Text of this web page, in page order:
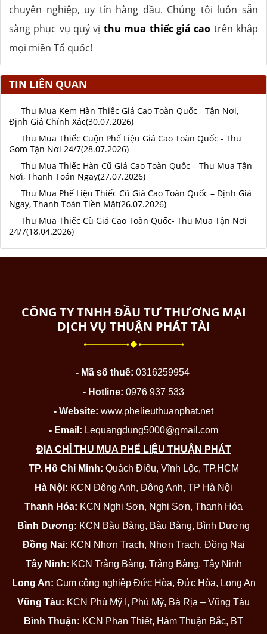
chuyên nghiệp, uy tín hàng đầu. Chúng tôi luôn sẵn
sàng phục vụ quý vị thu mua thiếc giá cao trên khắp
mọi miền Tổ quốc!
TIN LIÊN QUAN
Thu Mua Kem Hàn Thiếc Giá Cao Toàn Quốc - Tận Nơi,
Định Giá Chính Xác(30.07.2026)
Thu Mua Thiếc Cuộn Phế Liệu Giá Cao Toàn Quốc - Thu
Gom Tận Nơi 24/7(28.07.2026)
Thu Mua Thiếc Hàn Cũ Giá Cao Toàn Quốc – Thu Mua Tận
Nơi, Thanh Toán Ngay(27.07.2026)
Thu Mua Phế Liệu Thiếc Cũ Giá Cao Toàn Quốc – Định Giá
Ngay, Thanh Toán Tiền Mặt(26.07.2026)
Thu Mua Thiếc Cũ Giá Cao Toàn Quốc- Thu Mua Tận Nơi
24/7(18.04.2026)
CÔNG TY TNHH ĐẦU TƯ THƯƠNG MẠI
DỊCH VỤ THUẬN PHÁT TÀI
- Mã số thuế: 0316259954
- Hotline: 0976 937 533
- Website: www.phelieuthuanphat.net
- Email: Lequangdung5000@gmail.com
ĐỊA CHỈ THU MUA PHẾ LIỆU THUẬN PHÁT
TP. Hồ Chí Minh: Quách Điêu, Vĩnh Lộc, TP.HCM
Hà Nội: KCN Đông Anh, Đông Anh, TP Hà Nội
Thanh Hóa: KCN Nghi Sơn, Nghi Sơn, Thanh Hóa
Bình Dương: KCN Bàu Bàng, Bàu Bàng, Bình Dương
Đồng Nai: KCN Nhơn Trạch, Nhơn Trạch, Đồng Nai
Tây Ninh: KCN Trảng Bàng, Trảng Bàng, Tây Ninh
Long An: Cụm công nghiệp Đức Hòa, Đức Hòa, Long An
Vũng Tàu: KCN Phú Mỹ I, Phú Mỹ, Bà Rịa – Vũng Tàu
Bình Thuận: KCN Phan Thiết, Hàm Thuận Bắc, BT